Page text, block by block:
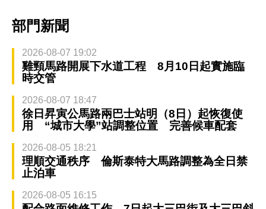
部門新聞
2026-08-07 19:02
雞頸馬路開展下水道工程 8月10日起實施臨
時交管
2026-08-07 18:47
徐日昇寅公馬路兩巴士站明（8日）起恢復使
用 “城市大學”站調整位置 完善候車配套
2026-08-05 18:21
理順交通秩序 倫斯泰特大馬路調整為全日禁
止泊車
2026-08-05 16:15